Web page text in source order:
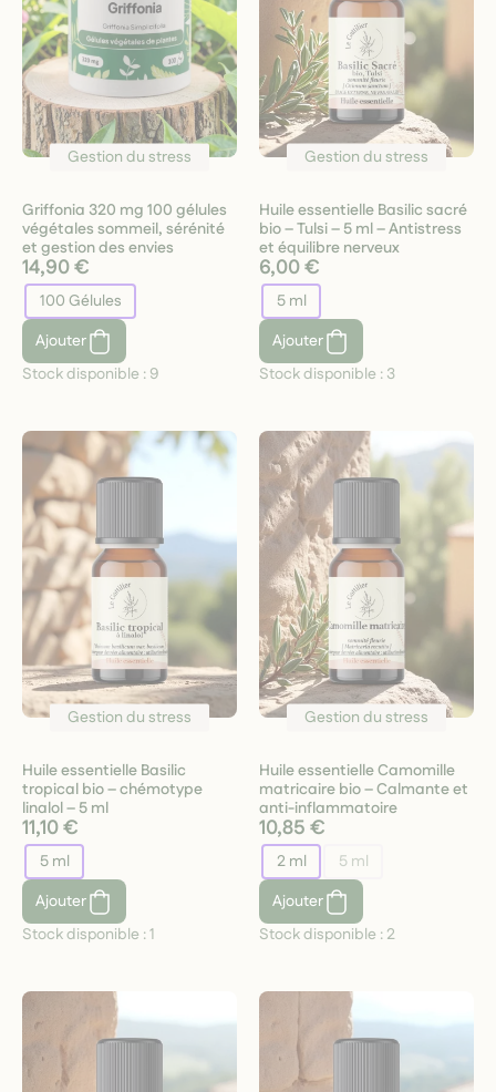
Gestion du stress
Griffonia 320 mg 100 gélules
végétales sommeil, sérénité
et gestion des envies
14,90 €
100 Gélules
Ajouter
Stock disponible : 9
Gestion du stress
Huile essentielle Basilic sacré
bio – Tulsi – 5 ml – Antistress
et équilibre nerveux
6,00 €
5 ml
Ajouter
Stock disponible : 3
Gestion du stress
Huile essentielle Basilic
tropical bio – chémotype
linalol – 5 ml
11,10 €
5 ml
Ajouter
Stock disponible :1
Gestion du stress
Huile essentielle Camomille
matricaire bio – Calmante et
anti-inflammatoire
10,85 €
2 ml
5 ml
Ajouter
Stock disponible : 2